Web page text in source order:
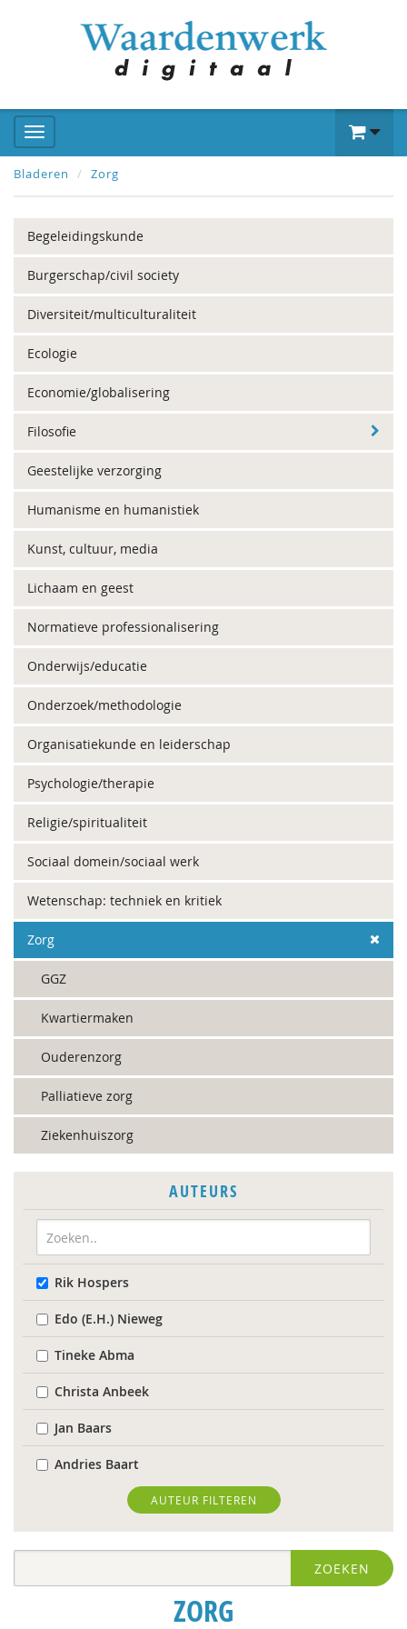
Bladeren Zorg
Begeleidingskunde
Burgerschap/civil society
Diversiteit/multiculturaliteit
Ecologie
Economie/globalisering
Filosofie
Geestelijke verzorging
Humanisme en humanistiek
Kunst, cultuur, media
Lichaam en geest
Normatieve professionalisering
Onderwijs/educatie
Onderzoek/methodologie
Organisatiekunde en leiderschap
Psychologie/therapie
Religie/spiritualiteit
Sociaal domein/sociaal werk
Wetenschap: techniek en kritiek
Zorg
GGZ
Kwartiermaken
Ouderenzorg
Palliatieve zorg
Ziekenhuiszorg
AUTEURS
Rik Hospers
Edo (E.H.) Nieweg
Tineke Abma
Christa Anbeek
Jan Baars
Andries Baart
Elena Bendien
Deirdre Beneken genaamd Kolmer
AUTEUR FILTEREN
ZOEKEN
ZORG